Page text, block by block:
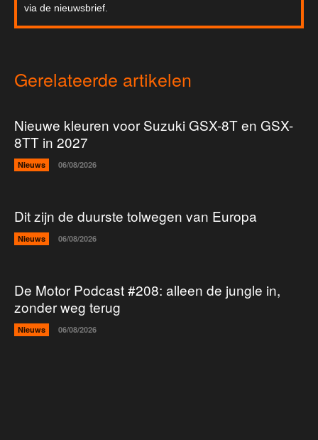
via de nieuwsbrief.
Gerelateerde artikelen
Nieuwe kleuren voor Suzuki GSX-8T en GSX-
8TT in 2027
Nieuws 06/08/2026
Dit zijn de duurste tolwegen van Europa
Nieuws 06/08/2026
De Motor Podcast #208: alleen de jungle in,
zonder weg terug
Nieuws 06/08/2026